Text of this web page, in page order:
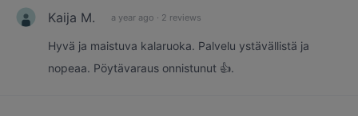
Kaija M. a year ago · 2 reviews
Hyvä ja maistuva kalaruoka. Palvelu ystävällistä ja
nopeaa. Pöytävaraus onnistunut 👍.